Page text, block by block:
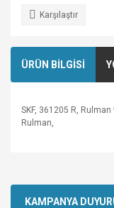
Karşılaştır
ÜRÜN BİLGİSİ
SKF, 361205 R,
Rulman,
kullanarak
Görüş ve
KAMPANYA